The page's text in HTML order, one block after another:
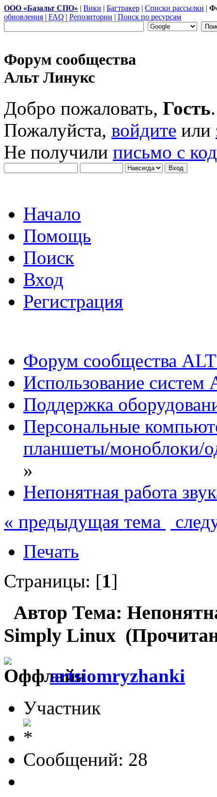
ООО «Базальт СПО» | Вики | Багтракер | Списки рассылки |
обновления | FAQ | Репозитории | Поиск по ресурсам
Форум сообщества
Альт Линукс
Добро пожаловать, Гость.
Пожалуйста, войдите или
Не получили письмо с
Начало
Помощь
Поиск
Вход
Регистрация
Форум сообщества
Использование систем
Поддержка
Персональные
планшеты/моноблоки/
»
Непонятная работа
« предыдущая тема
Печать
Страницы: [1]
Автор Тема:
Simply Linux
artsiomryzhanki
Участник
Сообщений: 28